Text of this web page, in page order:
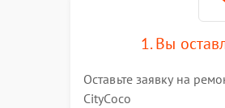
1. Вы
Оставьте заявку на
CityCoco